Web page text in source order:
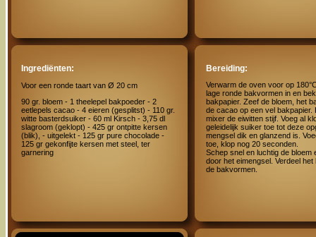
Ingrediënten:
Voor een ronde taart van Ø 20 cm
90 gr. bloem - 1 theelepel bakpoeder - 2
eetlepels cacao - 4 eieren (gesplitst) - 110 gr.
witte basterdsuiker - 60 ml Kirsch - 3,75 dl
slagroom (geklopt) - 425 gr ontpitte kersen
(blik), - uitgelekt - 125 gr pure chocolade -
125 gr gekonfijte kersen met steel, ter
garnering
Bereiding:
Verwarm de oven voor op
lage ronde bakvormen in en
bakpapier. Zeef de bloem, het
de cacao op een vel bakpapier.
mixer de eiwitten stijf. Voeg al
geleidelijk suiker toe tot deze
mengsel dik en glanzend is.
toe, klop nog 20 seconden.
Schep snel en luchtig de bloem
door het eimengsel. Verdeel
de bakvormen.